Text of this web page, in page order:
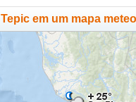
Tepic em um mapa